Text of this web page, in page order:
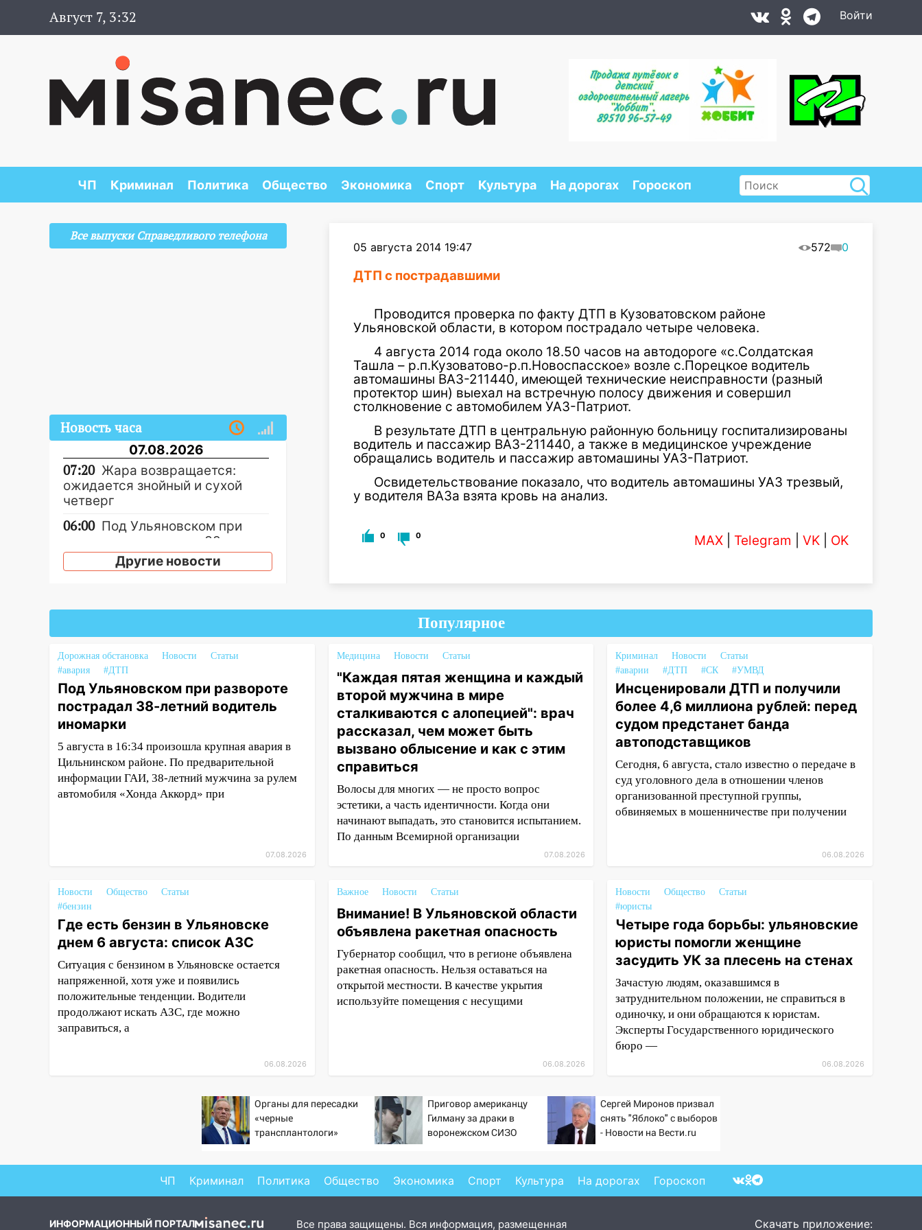
Август 7, 3:32 Войти
ЧП Криминал Политика Общество Экономика Спорт Культура На дорогах Гороскоп
05 августа 2014 19:47 572 0
ДТП с пострадавшими
Проводится проверка по факту ДТП в Кузоватовском районе
Ульяновской области, в котором пострадало четыре человека.
4 августа 2014 года около 18.50 часов на автодороге «с.Солдатская
Ташла – р.п.Кузоватово-р.п.Новоспасское» возле с.Порецкое водитель
автомашины ВАЗ-211440, имеющей технические неисправности (разный
протектор шин) выехал на встречную полосу движения и совершил
столкновение с автомобилем УАЗ-Патриот.
В результате ДТП в центральную районную больницу госпитализированы
водитель и пассажир ВАЗ-211440, а также в медицинское учреждение
обращались водитель и пассажир автомашины УАЗ-Патриот.
Освидетельствование показало, что водитель автомашины УАЗ трезвый,
у водителя ВАЗа взята кровь на анализ.
0 0 MAX Telegram VK OK
Все выпуски Справедливого телефона
Новость часа
07.08.2026
07:20 Жара возвращается:
ожидается знойный и сухой
четверг
06:00 Под Ульяновском при
развороте пострадал 38-
летний водитель иномарки
мире сталкиваются с
чем может быть вызвано
облысение и как с этим
справиться
03:30 Гороскоп на 7 августа:
пятница принесет прилив
творческой энергии и отличные
шансы исправить старые
ошибки
06.08.2026
23:20 Прогноз погоды на 7
19:12
В Ульяновской области
руководителя частной
компании наказали за сокрытие
прошлого своего сотрудник
18:02 В Ульяновск едут звезды
баскетбола!
17:08 Ульяновский областной
суд оставил в силе приговор
руководству
Ветераны легкой
атлетики из Ульяновска
успешно выступили на
16:02 В Ульяновской области
убрали более 28% площадей
зерновых и зернобобовых
Другие новости
Популярное
Дорожная обстановка Новости
Статьи
#авария
#ДТП
Под Ульяновском при развороте
пострадал 38-летний водитель
иномарки
5 августа в 16:34 произошла крупная авария в
Цильнинском районе. По предварительной
информации ГАИ, 38-летний мужчина за рулем
автомобиля «Хонда Аккорд» при
07.08.2026
Медицина Новости Статьи
"Каждая пятая женщина и каждый
второй мужчина в мире
сталкиваются с алопецией": врач
рассказал, чем может быть
вызвано облысение и как с этим
справиться
Волосы для многих — не просто вопрос
эстетики, а часть идентичности. Когда они
начинают выпадать, это становится испытанием.
По данным Всемирной организации
07.08.2026
Криминал Новости
Статьи
#аварии
#ДТП #СК #УМВД
Инсценировали ДТП и получили
более 4,6 миллиона рублей: перед
судом предстанет банда
автоподставщиков
Сегодня, 6 августа, стало известно о передаче в
суд уголовного дела в отношении членов
организованной преступной группы,
обвиняемых в мошенничестве при получении
06.08.2026
Новости Общество
Статьи
#бензин
Где есть бензин в Ульяновске
днем 6 августа: список АЗС
Ситуация с бензином в Ульяновске остается
напряженной, хотя уже и появились
положительные тенденции. Водители
продолжают искать АЗС, где можно
заправиться, а
06.08.2026
Важное Новости Статьи
Внимание! В Ульяновской области
объявлена ракетная опасность
Губернатор сообщил, что в регионе объявлена
ракетная опасность. Нельзя оставаться на
открытой местности. В качестве укрытия
используйте помещения с несущими
06.08.2026
Новости Общество
Статьи
#юристы
Четыре года борьбы: ульяновские
юристы помогли женщине
засудить УК за плесень на стенах
Зачастую людям, оказавшимся в
затруднительном положении, не справиться в
одиночку, и они обращаются к юристам.
Эксперты Государственного юридического
бюро —
06.08.2026
Органы для пересадки
«черные
трансплантологи»
Приговор американцу
Гилману за драки в
воронежском СИЗО
Сергей Миронов призвал
снять "Яблоко" с выборов
- Новости на Вести.ru
ЧП Криминал Политика Общество Экономика Спорт Культура На дорогах Гороскоп
ИНФОРМАЦИОННЫЙ ПОРТАЛ Все права защищены. Вся информация, размещенная Скачать приложение: